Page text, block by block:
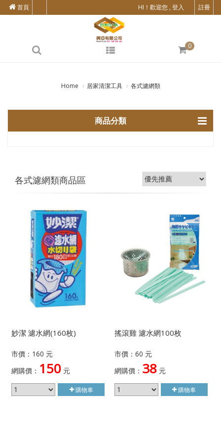
HI！歡迎您 , 登入 註冊
首頁
0
Home 居家清潔工具 各式濾網類
商品分類
各式濾網類商品區
妙潔 濾水網(160枚)
市價：160 元
網購價： 150 元
購物車
搖滾雞 濾水網100枚
市價：60 元
網購價： 38元
購物車